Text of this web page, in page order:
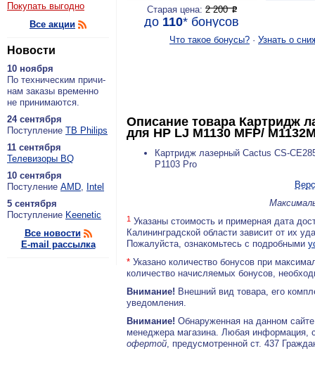
Покупать выгодно
Все акции
Новости
10 ноября
По тех­ни­че­ским при­чи­
нам за­ка­зы вре­мен­но
не при­ни­ма­ют­ся.
24 сентября
По­ступ­ле­ние ТВ Philips
11 сентября
Теле­ви­зо­ры BQ
10 сентября
По­сту­ле­ние AMD, Intel
5 сентября
По­ступ­ле­ние Keenetic
Все новости
E-mail рассылка
Старая цена: 2 200P
до 110* бонусов
Что такое бонусы? · Узнать о
Описание товара Картридж
для HP LJ M1130 MFP/
Картридж лазерный Cactus CS-
P1103 Pro
1 Указаны стоимость и примерная дата
Калининградской области зависит от их
Пожалуйста, ознакомьтесь с подробными
* Указано количество бонусов при
количество начисляемых бонусов,
Внимание! Внешний вид товара, его
уведомления.
Внимание! Обнаруженная на данном
менеджера магазина. Любая информация,
офертой, предусмотренной ст. 437